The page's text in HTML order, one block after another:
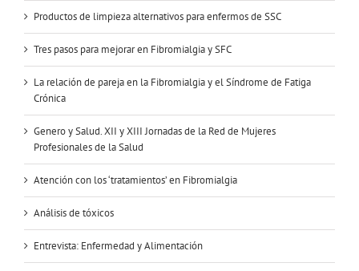
Productos de limpieza alternativos para enfermos de SSC
Tres pasos para mejorar en Fibromialgia y SFC
La relación de pareja en la Fibromialgia y el Síndrome de Fatiga
Crónica
Genero y Salud. XII y XIII Jornadas de la Red de Mujeres
Profesionales de la Salud
Atención con los ‘tratamientos’ en Fibromialgia
Análisis de tóxicos
Entrevista: Enfermedad y Alimentación